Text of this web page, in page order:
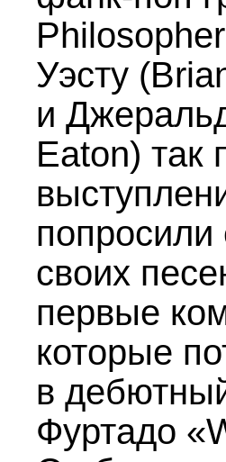
Уэсту
и
Eaton) так
попросили
своих
первые
которые
в
Фуртадо